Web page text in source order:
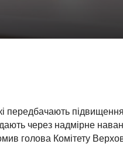
передбачають
через надмірне
голова Комітету